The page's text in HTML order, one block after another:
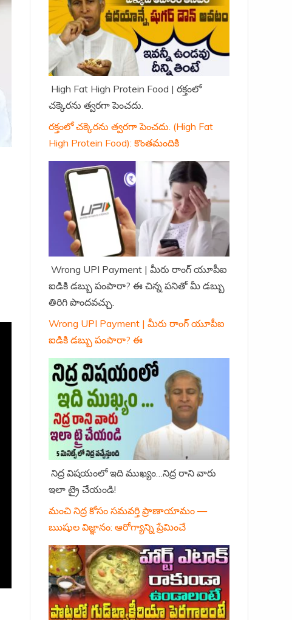
High Fat High Protein Food | రక్తంలో
చక్కెరను త్వరగా పెంచదు.
రక్తంలో చక్కెరను త్వరగా పెంచదు. (High Fat
High Protein Food): కొంతమందికి
Wrong UPI Payment | మీరు రాంగ్ యూపీఐ
ఐడికి డబ్బు పంపారా? ఈ చిన్న పనితో మీ డబ్బు
తిరిగి పొందవచ్చు.
Wrong UPI Payment | మీరు రాంగ్ యూపీఐ
ఐడికి డబ్బు పంపారా? ఈ
నిద్ర విషయంలో ఇది ముఖ్యం…నిద్ర రాని వారు
ఇలా ట్రై చేయండి!
మంచి నిద్ర కోసం సమవర్తి ప్రాణాయామం —
ఋషుల విజ్ఞానం: ఆరోగ్యాన్ని ప్రేమించే